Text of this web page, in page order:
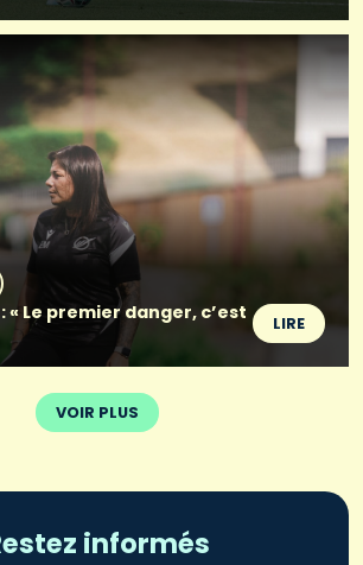
« Le premier danger, c’est
LIRE
VOIR PLUS
informés